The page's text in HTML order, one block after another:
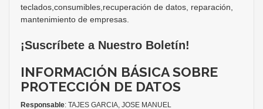
teclados,consumibles,recuperación de datos, reparación,
mantenimiento de empresas.
¡Suscríbete a Nuestro Boletín!
INFORMACIÓN BÁSICA SOBRE
PROTECCIÓN DE DATOS
Responsable: TAJES GARCIA, JOSE MANUEL